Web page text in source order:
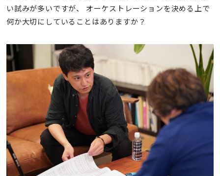
い試みが多いですが、 オーケストレーションを決める上で
何か大切にしていることはありますか？